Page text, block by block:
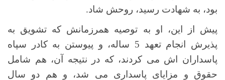
بود، به شهادت رسید، روحش شاد.
پیش از این، او به توصیه همرزمانش که تشویق به
پذیرش انجام تعهد 5 ساله، و پیوستن به کادر سپاه
پاسداران اش می کردند، که در نتیجه آن، هم شامل
حقوق و مزایای پاسداری می شد، و هم دو سال